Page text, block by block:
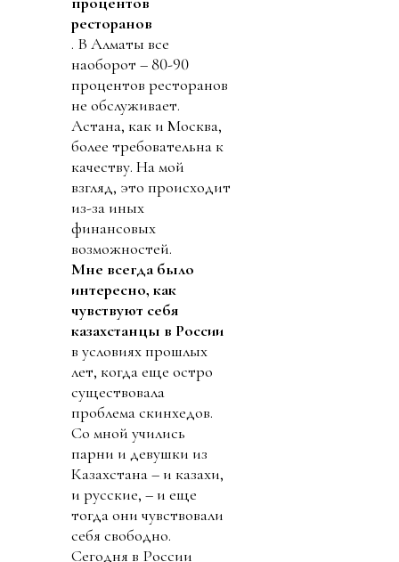
ресторанов
. В Алматы все
наоборот – 80-90
процентов ресторанов
не обслуживает.
Астана, как и Москва,
более требовательна к
качеству. На мой
взгляд, это происходит
из-за иных
финансовых
возможностей.
Мне всегда было
интересно, как
чувствуют себя
казахстанцы в России
в условиях прошлых
лет, когда еще остро
существовала
проблема скинхедов.
Со мной учились
парни и девушки из
Казахстана – и казахи,
и русские, – и еще
тогда они чувствовали
себя свободно.
Сегодня в России